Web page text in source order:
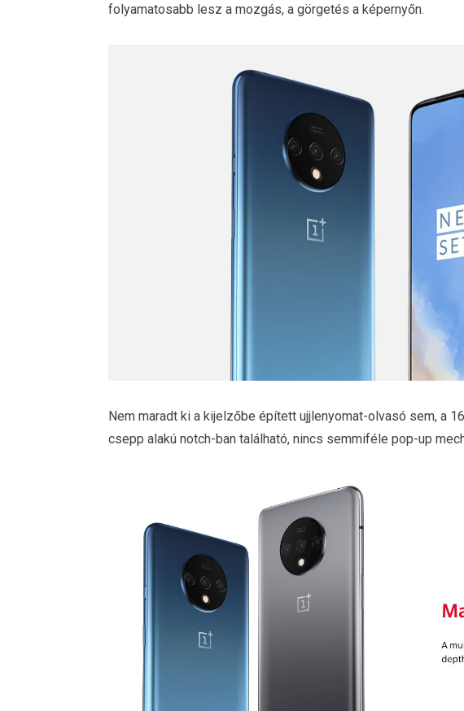
folyamatosabb lesz a mozgás, a görgetés a képernyőn.
Nem maradt ki a kijelzőbe épített ujjlenyomat-olvasó sem, a
csepp alakú notch-ban található, nincs semmiféle pop-up